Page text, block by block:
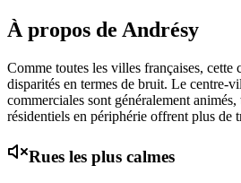
À propos de Andrésy
Comme toutes les villes françaises, cette
disparités en termes de bruit. Le centre-
commerciales sont généralement
résidentiels en périphérie offrent plus de
Rues les plus calmes